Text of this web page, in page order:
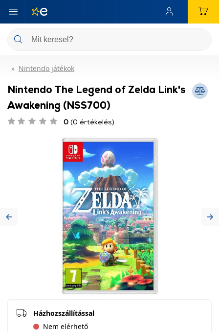
Nintendo játékok
Nintendo The Legend of Zelda Link's
Awakening (NSS700)
0 (0 értékelés)
Previous
Házhozszállítással
Nem elérhető